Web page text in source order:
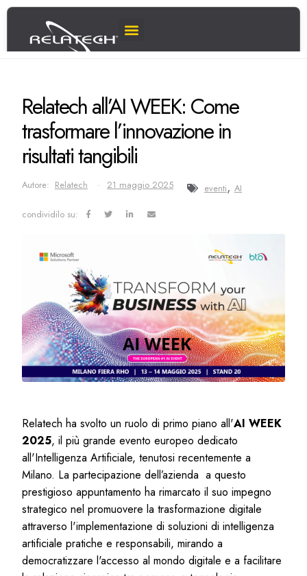
Relatech all’AI WEEK: Come
trasformare l’innovazione in
risultati tangibili
Autore: Relatech 21 maggio 2025 eventi, AI
condividilo su:
Relatech ha svolto un ruolo di primo piano all'AI WEEK
2025, il più grande evento europeo dedicato
all'Intelligenza Artificiale, tenutosi recentemente a
Milano. La partecipazione dell’azienda a questo
prestigioso appuntamento ha rimarcato il suo impegno
strategico nel promuovere la trasformazione digitale
attraverso l'implementazione di soluzioni di intelligenza
artificiale pratiche e responsabili, mirando a
democratizzare l'accesso al mondo digitale e a facilitare